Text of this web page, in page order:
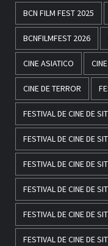
BCN FILM FEST 2025
BCNFILMFEST 2026
CINE ASIATICO
CINE DE TERROR
FESTIVAL DE CINE DE
FESTIVAL DE CINE DE
FESTIVAL DE CINE DE
FESTIVAL DE CINE DE
FESTIVAL DE CINE DE
FESTIVAL DE CINE DE